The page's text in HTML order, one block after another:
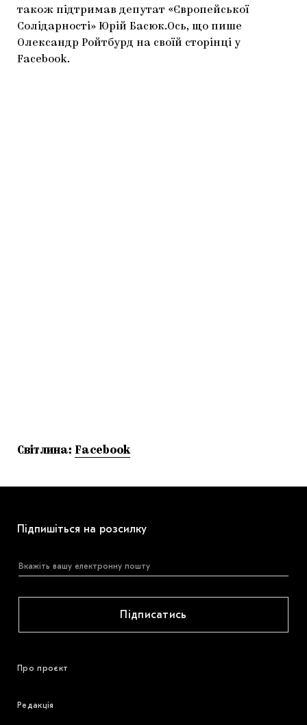
також підтримав депутат «Європейської
Солідарності» Юрій Басюк.Ось, що пише
Олександр Ройтбурд на своїй сторінці у
Facebook.
Світлина: Facebook
Підпишіться на розсилку
Підписатись
Про проєкт
Редакція